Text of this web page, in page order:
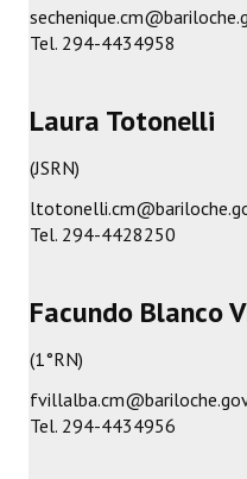
Mujeres que Dejaron
Huéspedes de Honor -
Bariloche, Municipio
Entrega de distinciones
Tel. 294-4434958
Laura Totonelli
(JSRN)
Tel. 294-4428250
Facundo Blanco
(1°RN)
Tel. 294-4434956